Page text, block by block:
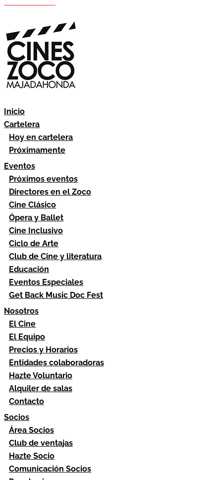
Inicio
Cartelera
Hoy en cartelera
Próximamente
Eventos
Próximos eventos
Directores en el Zoco
Cine Clásico
Ópera y Ballet
Cine Inclusivo
Ciclo de Arte
Club de Cine y literatura
Educación
Eventos Especiales
Get Back Music Doc Fest
Nosotros
El Cine
El Equipo
Precios y Horarios
Entidades colaboradoras
Hazte Voluntario
Alquiler de salas
Contacto
Socios
Área Socios
Club de ventajas
Hazte Socio
Comunicación Socios